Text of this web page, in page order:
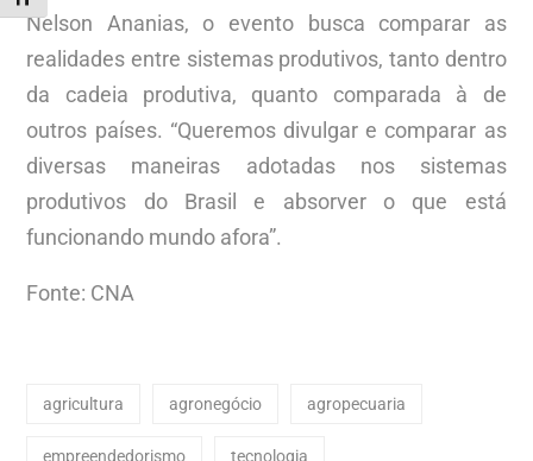
Nelson Ananias, o evento busca comparar as
realidades entre sistemas produtivos, tanto dentro
da cadeia produtiva, quanto comparada à de
outros países. “Queremos divulgar e comparar as
diversas maneiras adotadas nos sistemas
produtivos do Brasil e absorver o que está
funcionando mundo afora”.
Fonte: CNA
agricultura agronegócio agropecuaria
empreendedorismo tecnologia